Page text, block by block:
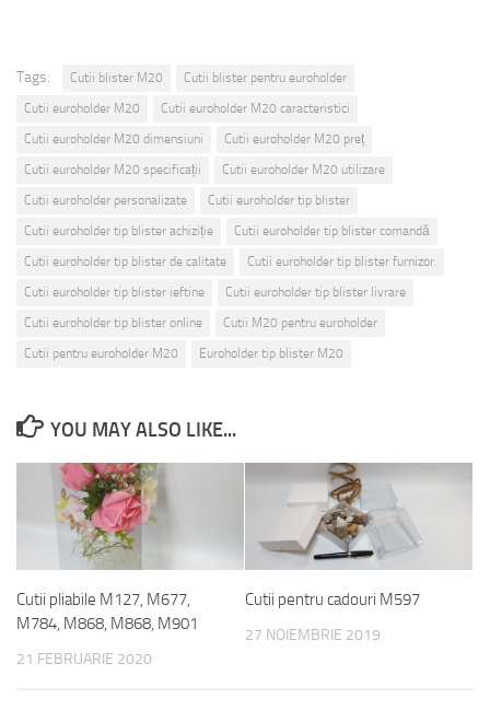
Tags: Cutii blister M20
Cutii blister pentru euroholder
Cutii euroholder M20
Cutii euroholder M20 caracteristici
Cutii euroholder M20 dimensiuni
Cutii euroholder M20 preț
Cutii euroholder M20 specificații
Cutii euroholder M20 utilizare
Cutii euroholder personalizate
Cutii euroholder tip blister
Cutii euroholder tip blister achiziție
Cutii euroholder tip blister comandă
Cutii euroholder tip blister de calitate
Cutii euroholder tip blister furnizor.
Cutii euroholder tip blister ieftine
Cutii euroholder tip blister livrare
Cutii euroholder tip blister online
Cutii M20 pentru euroholder
Cutii pentru euroholder M20
Euroholder tip blister M20
YOU MAY ALSO LIKE...
Cutii pliabile M127, M677,
M784, M868, M868, M901
21 FEBRUARIE 2020
Cutii pentru cadouri M597
27 NOIEMBRIE 2019